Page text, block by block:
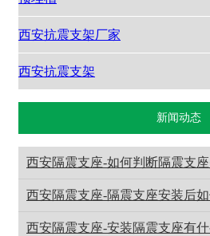
西安抗震支架厂家
西安抗震支架
新闻动态
西安隔震支座-如何判断隔震支
西安隔震支座-隔震支座安装后
西安隔震支座-安装隔震支座有